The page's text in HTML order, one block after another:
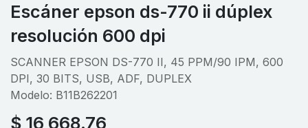
Escáner epson ds-770 ii dúplex
resolución 600 dpi
SCANNER EPSON DS-770 II, 45 PPM/90 IPM, 600
DPI, 30 BITS, USB, ADF, DUPLEX
Modelo: B11B262201
$ 16,668.76